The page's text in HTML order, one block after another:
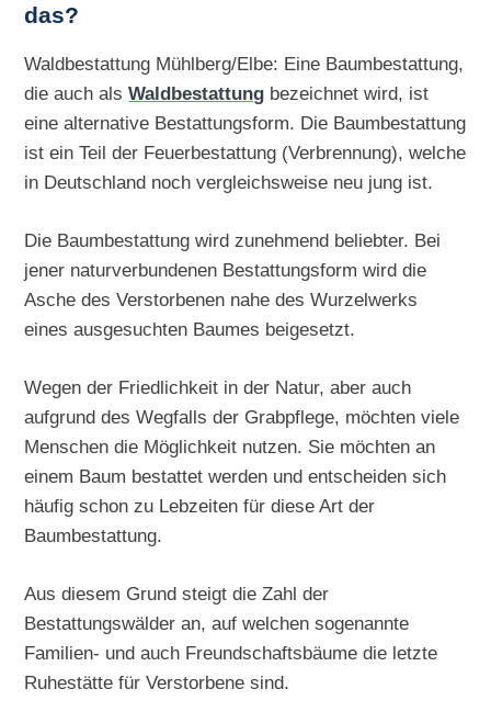
das?
Waldbestattung Mühlberg/Elbe: Eine Baumbestattung,
die auch alsWaldbestattung bezeichnet wird, ist
eine alternative Bestattungsform. Die Baumbestattung
ist ein Teil der Feuerbestattung (Verbrennung), welche
in Deutschland noch vergleichsweise neu jung ist.
Die Baumbestattung wird zunehmend beliebter. Bei
jener naturverbundenen Bestattungsform wird die
Asche des Verstorbenen nahe des Wurzelwerks
eines ausgesuchten Baumes beigesetzt.
Wegen der Friedlichkeit in der Natur, aber auch
aufgrund des Wegfalls der Grabpflege, möchten viele
Menschen die Möglichkeit nutzen. Sie möchten an
einem Baum bestattet werden und entscheiden sich
häufig schon zu Lebzeiten für diese Art der
Baumbestattung.
Aus diesem Grund steigt die Zahl der
Bestattungswälder an, auf welchen sogenannte
Familien- und auch Freundschaftsbäume die letzte
Ruhestätte für Verstorbene sind.